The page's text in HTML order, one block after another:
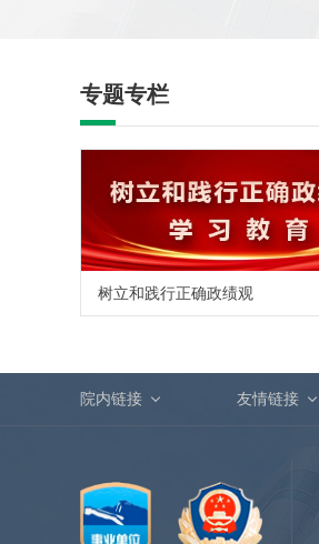
专题专栏
树立和践行正确政绩观
院内链接 友情链接